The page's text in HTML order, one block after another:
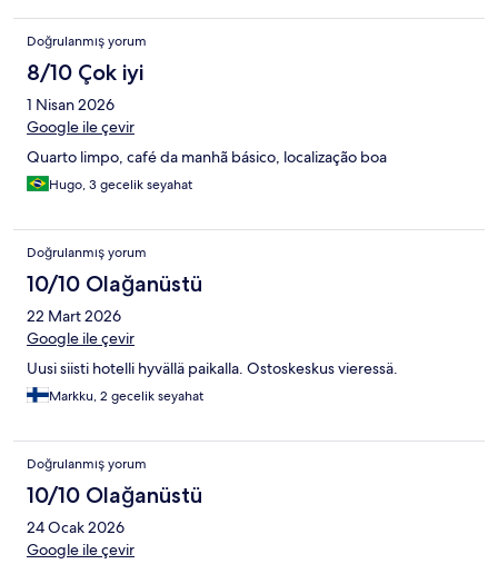
Doğrulanmış yorum
8/10 Çok iyi
1 Nisan 2026
Google ile çevir
Quarto limpo, café da manhã básico, localização boa
Hugo, 3 gecelik seyahat
Doğrulanmış yorum
10/10 Olağanüstü
22 Mart 2026
Google ile çevir
Uusi siisti hotelli hyvällä paikalla. Ostoskeskus vieressä.
Markku, 2 gecelik seyahat
Doğrulanmış yorum
10/10 Olağanüstü
24 Ocak 2026
Google ile çevir